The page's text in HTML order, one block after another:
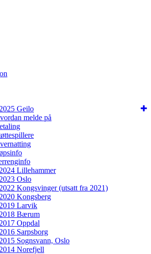
Geilo
melde på
Lillehammer
Oslo
Kongsvinger (utsatt fra 2021)
Kongsberg
Larvik
Bærum
Oppdal
Sarpsborg
Sognsvann, Oslo
Norefjell